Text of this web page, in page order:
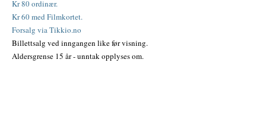
Kr 80 ordinær.
Kr 60 med Filmkortet.
Forsalg via Tikkio.no
Billettsalg ved inngangen like før visning.
Aldersgrense 15 år - unntak opplyses om.